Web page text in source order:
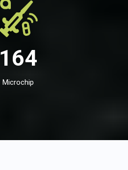
164
Microchip